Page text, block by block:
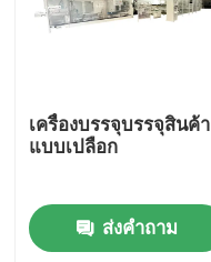
สินค้า
เครื่องบรรจุบรรจุสินค้า
แบบเปลือก
ส่งคำถาม